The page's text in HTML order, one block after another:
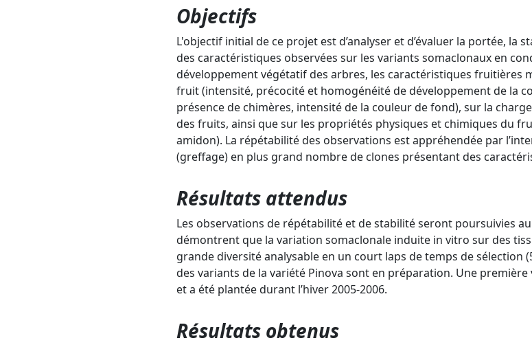
Objectifs
L'objectif initial de ce projet est d’analyser et d’évaluer la portée, la
des caractéristiques observées sur les variants somaclonaux en
développement végétatif des arbres, les caractéristiques fruitières
fruit (intensité, précocité et homogénéité de développement de la
présence de chimères, intensité de la couleur de fond), sur la
des fruits, ainsi que sur les propriétés physiques et chimiques du
amidon). La répétabilité des observations est appréhendée par
(greffage) en plus grand nombre de clones présentant des
Résultats attendus
Les observations de répétabilité et de stabilité seront poursuivies
démontrent que la variation somaclonale induite in vitro sur des
grande diversité analysable en un court laps de temps de sélection
des variants de la variété Pinova sont en préparation. Une
et a été plantée durant l’hiver 2005-2006.
Résultats obtenus